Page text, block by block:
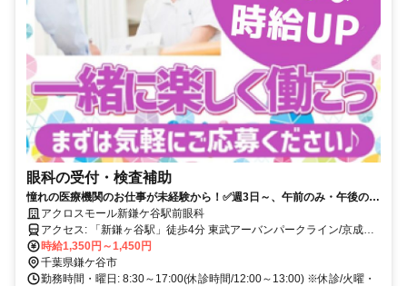
眼科の受付・検査補助
憧れの医療機関のお仕事が未経験から！✅週3日～、午前のみ・午後のみ
も相談可✅土日午後・日祝は時給アップ♪✅時給は分単位で計算＆支給！
アクロスモール新鎌ケ谷駅前眼科
アクセス: 「新鎌ヶ谷駅」徒歩4分 東武アーバンパークライン/京成線/
北総線など 複数路線で通えるから通勤便利♪
時給1,350円～1,450円
千葉県鎌ケ谷市
勤務時間・曜日: 8:30～17:00(休診時間/12:00～13:00) ※休診/火曜・